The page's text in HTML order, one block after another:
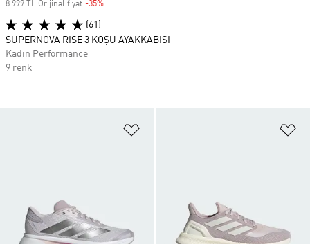
8.999 TL Orijinal fiyat -35%
(61)
SUPERNOVA RISE 3 KOŞU AYAKKABISI
Kadın Performance
9 renk